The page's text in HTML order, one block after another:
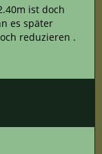
ist doch
es später
reduzieren .